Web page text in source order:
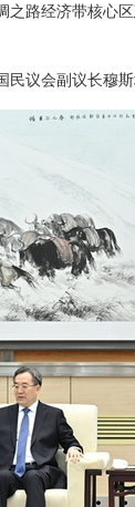
之路经济带核心
议会副议长穆斯